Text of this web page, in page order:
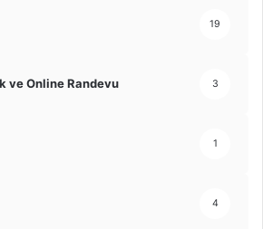
19
ve Online Randevu 3
1
4